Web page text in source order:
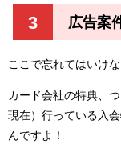
3 広告案
ここで忘れてはいけ
カード会社の特典、
現在）行っている入
んですよ！